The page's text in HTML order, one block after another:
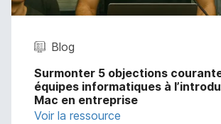
Blog
Surmonter 5 objections
équipes informatiques à
Mac en entreprise
Voir la ressource